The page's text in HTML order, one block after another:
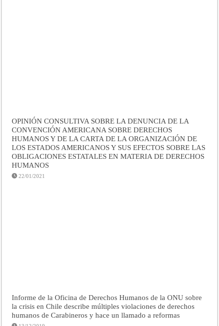
OPINIÓN CONSULTIVA SOBRE LA DENUNCIA DE LA
CONVENCIÓN AMERICANA SOBRE DERECHOS
HUMANOS Y DE LA CARTA DE LA ORGANIZACIÓN DE
LOS ESTADOS AMERICANOS Y SUS EFECTOS SOBRE LAS
OBLIGACIONES ESTATALES EN MATERIA DE DERECHOS
HUMANOS
22/01/2021
Informe de la Oficina de Derechos Humanos de la ONU sobre
la crisis en Chile describe múltiples violaciones de derechos
humanos de Carabineros y hace un llamado a reformas